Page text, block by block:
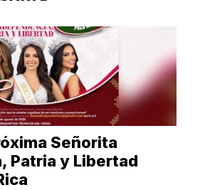
Señorita
Patria y Libertad